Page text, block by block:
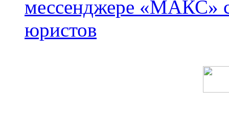
мессенджере «МАКС» с
юристов